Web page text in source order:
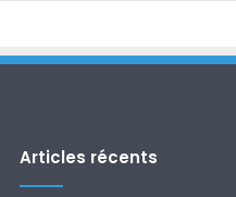
Articles récents